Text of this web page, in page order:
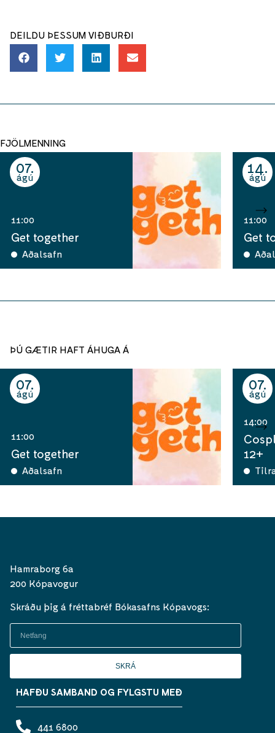
DEILDU ÞESSUM VIÐBURÐI
FJÖLMENNING
07
ágú
11:00
Get together
Aðalsafn
14
ágú
11:00
Get
ÞÚ GÆTIR HAFT ÁHUGA Á
07
ágú
11:00
Get together
Aðalsafn
07
ágú
14:00
12+
Hamraborg 6a
200 Kópavogur
Skráðu þig á fréttabréf Bókasafns Kópavogs:
SKRÁ
HAFÐU SAMBAND OG FYLGSTU MEÐ
441 6800